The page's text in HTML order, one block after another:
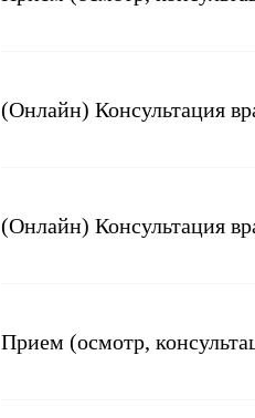
(Онлайн) Консультация
(Онлайн) Консультация
Прием (осмотр,